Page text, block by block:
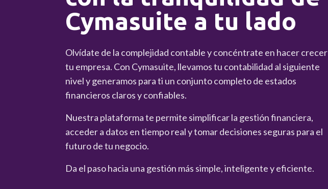
Cymasuite a tu lado
Olvídate de la complejidad contable y concéntrate en hacer crecer
tu empresa. Con Cymasuite, llevamos tu contabilidad al siguiente
nivel y generamos para ti un conjunto completo de estados
financieros claros y confiables.
Nuestra plataforma te permite simplificar la gestión financiera,
acceder a datos en tiempo real y tomar decisiones seguras para el
futuro de tu negocio.
Da el paso hacia una gestión más simple, inteligente y eficiente.